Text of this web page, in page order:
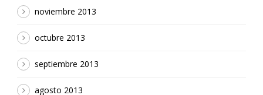
noviembre 2013
octubre 2013
septiembre 2013
agosto 2013